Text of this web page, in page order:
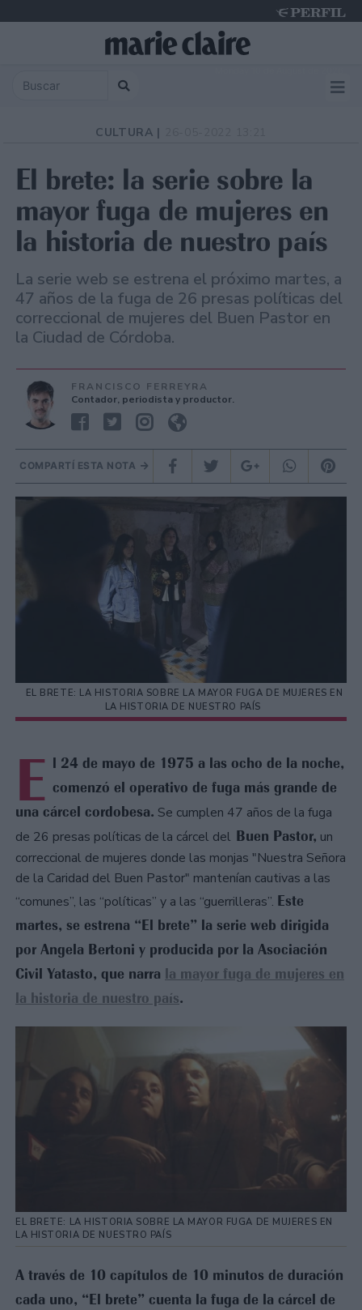
CULTURA |
El brete: la serie sobre la
mayor fuga de mujeres en
la historia de nuestro país
La serie web se estrena el próximo martes, a
47 años de la fuga de 26 presas políticas del
correccional de mujeres del Buen Pastor en
la Ciudad de Córdoba.
FRANCISCO FERREYRA
Contador, periodista y productor.
COMPARTÍ ESTA NOTA
EL BRETE: LA HISTORIA SOBRE LA MAYOR FUGA DE MUJERES EN
LA HISTORIA DE NUESTRO PAÍS
E l 24 de mayo de 1975 a las ocho de la noche,
comenzó el operativo de fuga más grande de
una cárcel cordobesa. Se cumplen 47 años de la fuga
de 26 presas políticas de la cárcel del Buen Pastor, un
correccional de mujeres donde las monjas "Nuestra Señora
de la Caridad del Buen Pastor" mantenían cautivas a las
“comunes”, las “políticas” y a las “guerrilleras”. Este
martes, se estrena “El brete” la serie web dirigida
por Angela Bertoni y producida por la Asociación
Civil Yatasto, que narra la mayor fuga de mujeres en
la historia de nuestro país.
EL BRETE: LA HISTORIA SOBRE LA MAYOR FUGA DE MUJERES EN
LA HISTORIA DE NUESTRO PAÍS
A través de 10 capítulos de 10 minutos de duración
cada uno, “El brete” cuenta la fuga de la cárcel de